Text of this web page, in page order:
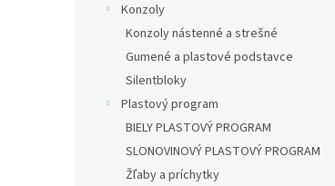
Konzoly
Konzoly nástenné a strešné
Gumené a plastové podstavce
Silentbloky
Plastový program
BIELY PLASTOVÝ PROGRAM
SLONOVINOVÝ PLASTOVÝ PROGRAM
Žľaby a príchytky